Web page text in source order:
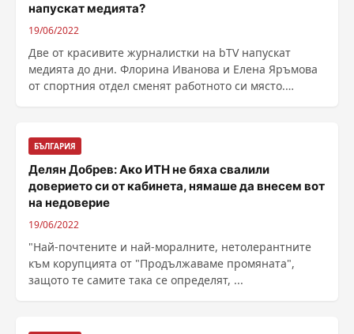
напускат медията?
19/06/2022
Две от красивите журналистки на bTV напускат
медията до дни. Флорина Иванова и Елена Яръмова
от спортния отдел сменят работното си място.
БЪЛГАРИЯ
Делян Добрев: Ако ИТН не бяха свалили
доверието си от кабинета, нямаше да внесем вот
на недоверие
19/06/2022
"Най-почтените и най-моралните, нетолерантните
към корупцията от "Продължаваме промяната",
защото те самите така се определят, ...